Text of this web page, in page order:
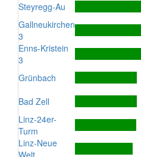
Steyregg-Au
Gallneukirchen
3
Enns-Kristein
3
Grünbach
Bad Zell
Linz-24er-
Turm
Linz-Neue
Welt